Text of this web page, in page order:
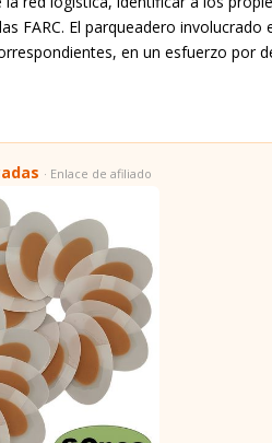
FARC. El parqueadero involucrado
en un esfuerzo por
· Enlace de afiliado